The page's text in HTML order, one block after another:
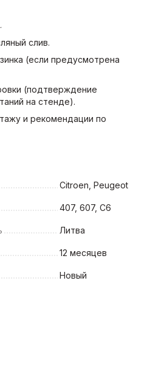
слив.
(если предусмотрена
(подтверждение
на стенде).
и рекомендации по
Citroen, Peugeot
407, 607, C6
Литва
12 месяцев
Новый